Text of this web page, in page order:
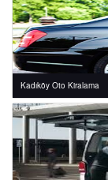
Kadıköy Oto Kiralama